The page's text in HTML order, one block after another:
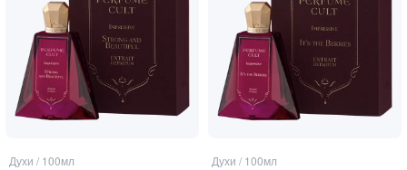
Духи / 100мл Духи / 100мл